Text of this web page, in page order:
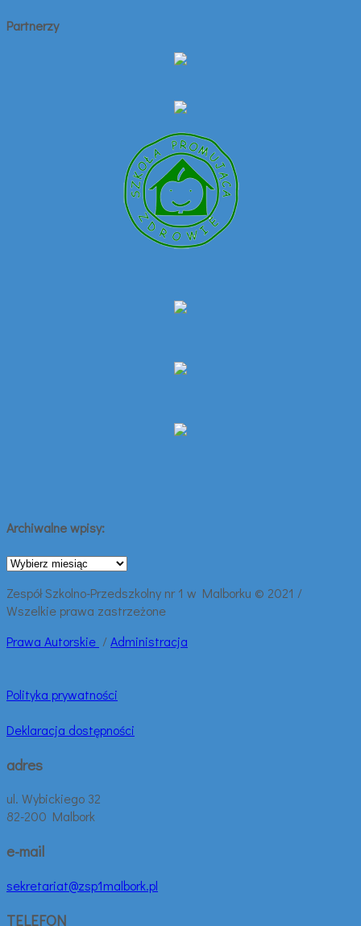
Partnerzy
Archiwalne wpisy:
Archiwalne
Zespół Szkolno-Przedszkolny nr 1 w Malborku © 2021 /
Wszelkie prawa zastrzeżone
Prawa Autorskie /Administracja
Polityka prywatności
Deklaracja dostępności
adres
ul. Wybickiego 32
82-200 Malbork
e-mail
sekretariat@zsp1malbork.pl
TELEFON